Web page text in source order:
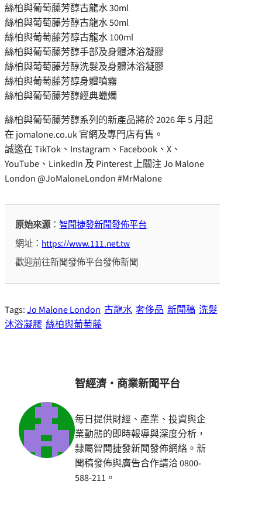
絲柏與葡萄藤芳醇古龍水 30ml
絲柏與葡萄藤芳醇古龍水 50ml
絲柏與葡萄藤芳醇古龍水 100ml
絲柏與葡萄藤芳醇手部及身體沐浴凝膠
絲柏與葡萄藤芳醇洗髮及身體沐浴凝膠
絲柏與葡萄藤芳醇身體噴霧
絲柏與葡萄藤芳醇經典蠟燭
絲柏與葡萄藤芳醇系列的新產品將於 2026 年 5 月起
在 jomalone.co.uk 官網及專門店有售。
誠邀在 TikTok、Instagram、Facebook、X、
YouTube、LinkedIn 及 Pinterest 上關注 Jo Malone
London @JoMaloneLondon #MrMalone
原始來源：智聞捷發新聞發佈平台
網址： https://www.111.net.tw
歡迎前往新聞發佈平台發佈新聞
Tags:Jo Malone London 古龍水 奢侈品 新聞稿 洗髮
沐浴凝膠 絲柏與葡萄藤
智經濟・商業新聞平台
每日提供財經、產業、投資與企
業動態的即時報導與深度分析，
隸屬智聞捷發新聞發佈網絡。新
聞稿發佈與廣告合作請洽 0800-
588-211。